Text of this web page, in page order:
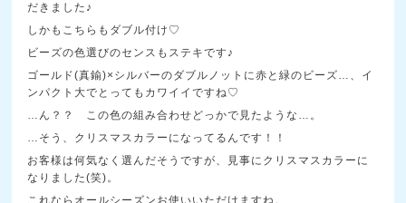
だきました♪
しかもこちらもダブル付け♡
ビーズの色選びのセンスもステキです♪
ゴールド(真鍮)×シルバーのダブルノットに赤と緑のビーズ…、イ
ンパクト大でとってもカワイイですね♡
…ん？？ この色の組み合わせどっかで見たような…。
…そう、クリスマスカラーになってるんです！！
お客様は何気なく選んだそうですが、見事にクリスマスカラーに
なりました(笑)。
これならオールシーズンお使いいただけますね。